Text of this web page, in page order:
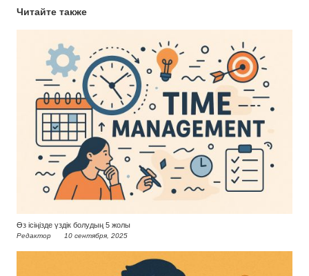
Читайте также
Өз ісіңізде үздік болудың 5 жолы
Редактор 10 сентября, 2025